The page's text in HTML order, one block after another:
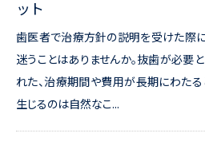
ット
歯医者で治療方針の説明を受けた際
迷うことはありませんか。抜歯が必要
れた、治療期間や費用が長期にわた
生じるのは自然なこ...